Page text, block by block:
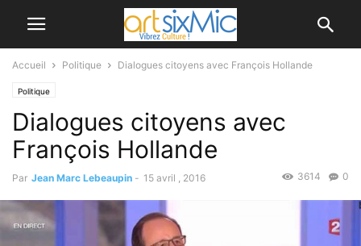
Accueil Politique Dialogues citoyens avec François Hollande
Politique
Dialogues citoyens avec
François Hollande
Par Jean Marc Lebeaupin - 15 avril , 2016 0
3614